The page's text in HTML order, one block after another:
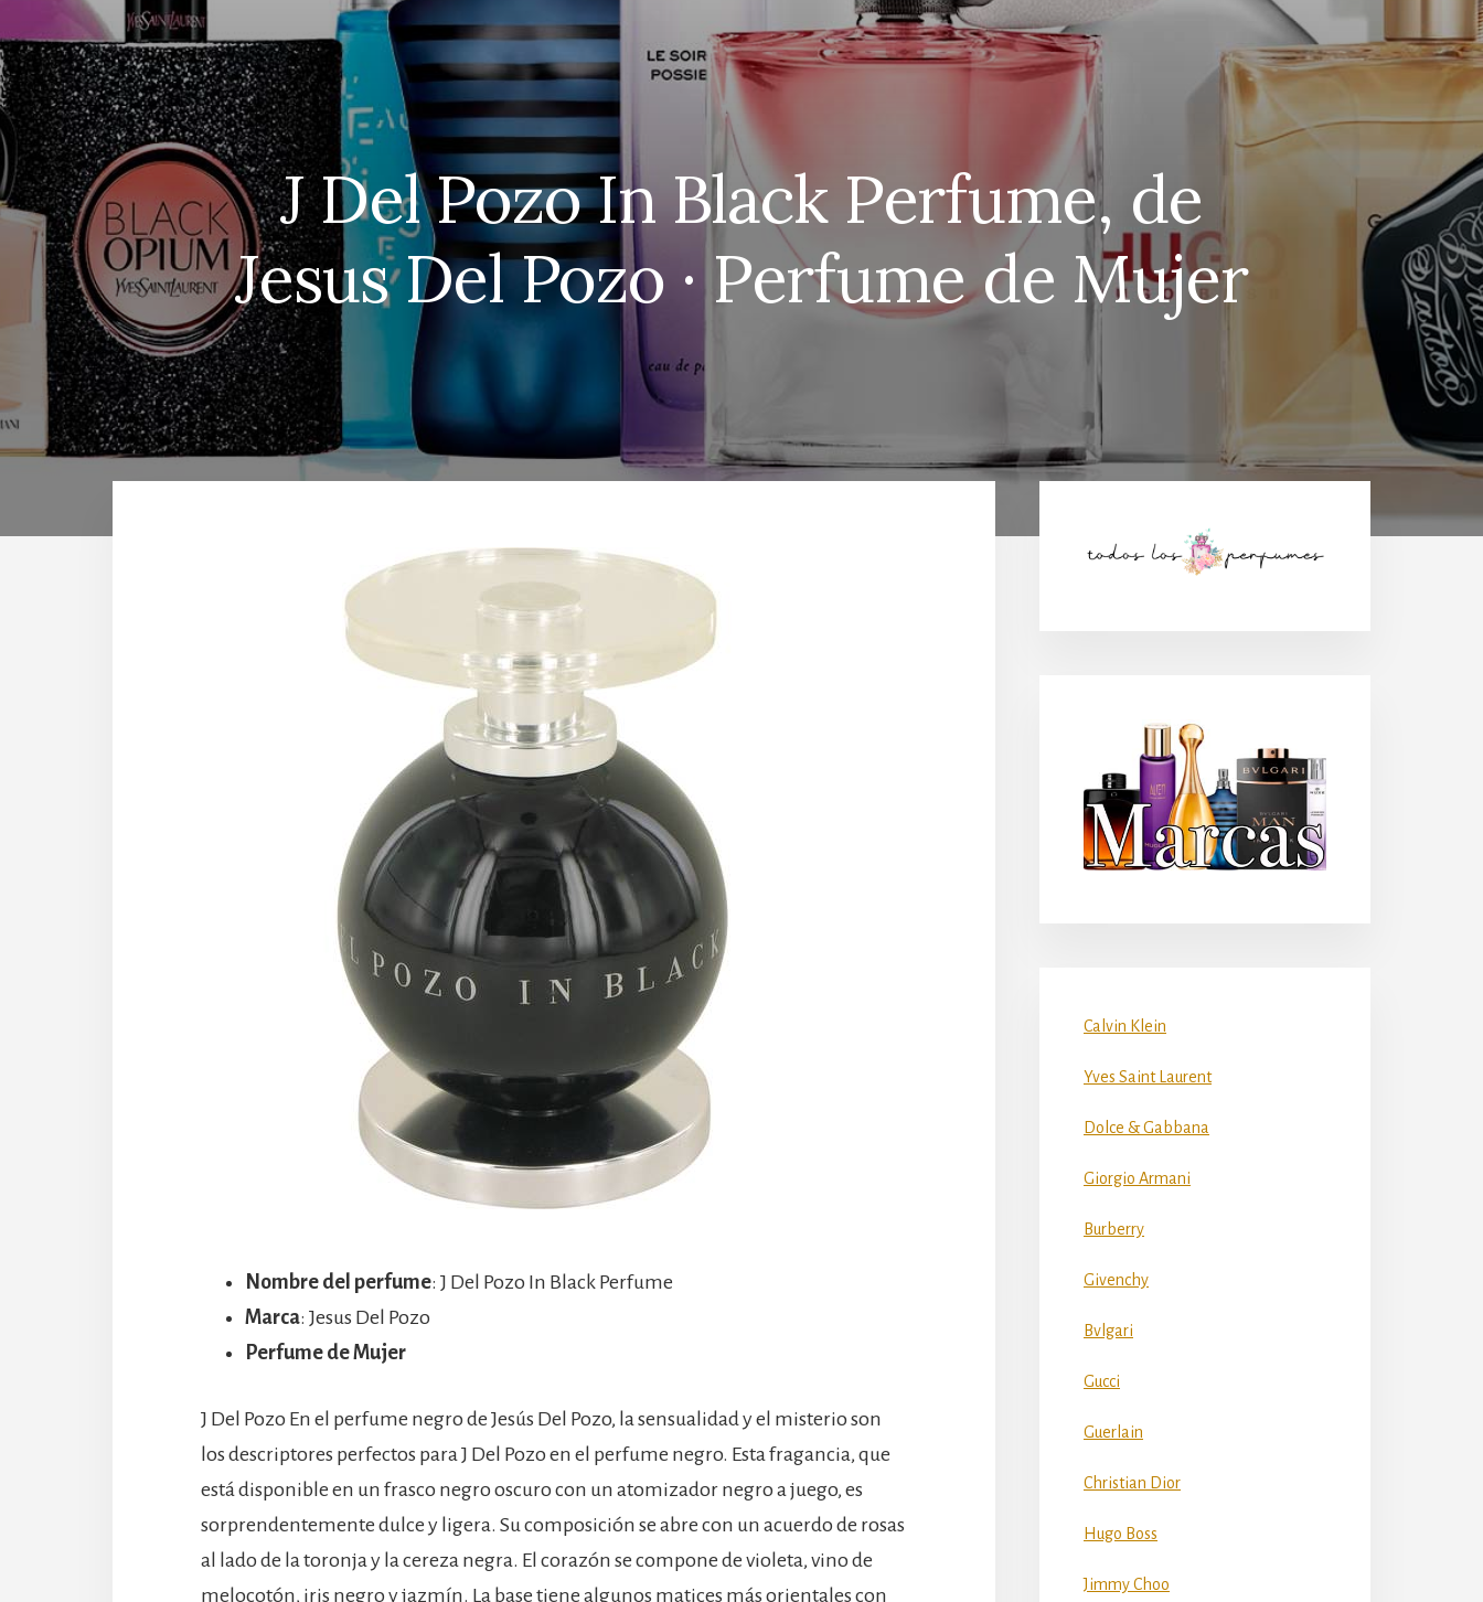
J Del Pozo In Black Perfume, de
Jesus Del Pozo · Perfume de Mujer
Nombre del perfume: J Del Pozo In Black Perfume
Marca: Jesus Del Pozo
Perfume de Mujer
J Del Pozo En el perfume negro de Jesús Del Pozo, la sensualidad y el misterio son
los descriptores perfectos para J Del Pozo en el perfume negro. Esta fragancia, que
está disponible en un frasco negro oscuro con un atomizador negro a juego, es
sorprendentemente dulce y ligera. Su composición se abre con un acuerdo de rosas
al lado de la toronja y la cereza negra. El corazón se compone de violeta, vino de
melocotón, iris negro y jazmín. La base tiene algunos matices más orientales con
lateral
Calvin Klein
Yves Saint Laurent
Dolce & Gabbana
Giorgio Armani
Burberry
Givenchy
Bvlgari
Gucci
Guerlain
Christian Dior
Hugo Boss
Jimmy Choo